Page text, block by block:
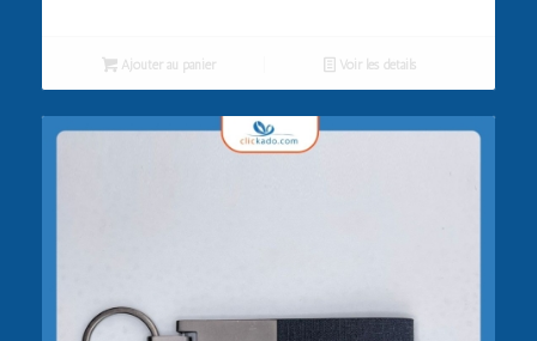
Ajouter au panier Voir les détails